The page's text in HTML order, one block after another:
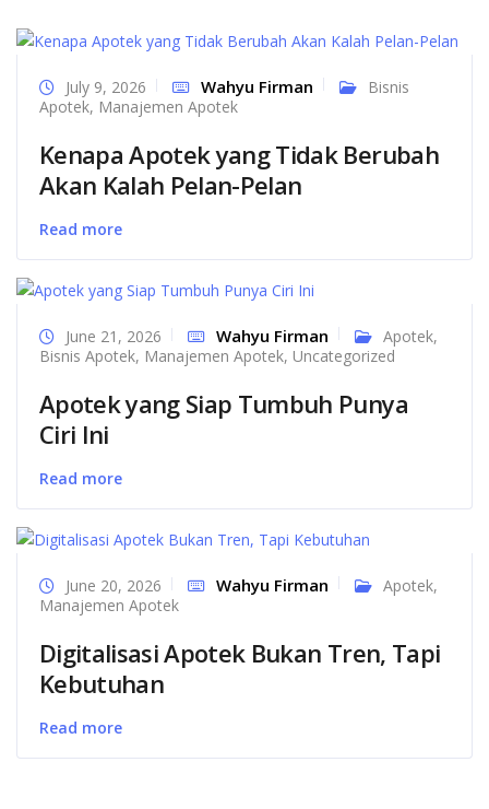
July 9, 2026 Wahyu Firman
Bisnis
Apotek, Manajemen Apotek
Kenapa Apotek yang Tidak Berubah
Akan Kalah Pelan-Pelan
Read more
June 21, 2026 Wahyu Firman Apotek,
Bisnis Apotek, Manajemen Apotek, Uncategorized
Apotek yang Siap Tumbuh Punya
Ciri Ini
Read more
June 20, 2026 Wahyu Firman Apotek,
Manajemen Apotek
Digitalisasi Apotek Bukan Tren, Tapi
Kebutuhan
Read more